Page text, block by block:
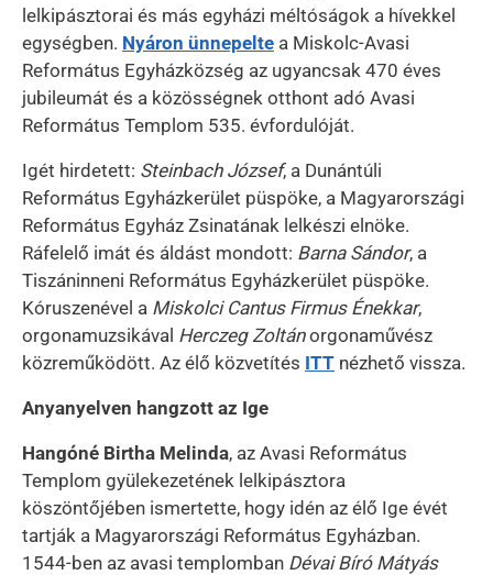
lelkipásztorai és más egyházi méltóságok a hívekkel
egységben. Nyáron ünnepelte a Miskolc-Avasi
Református Egyházközség az ugyancsak 470 éves
jubileumát és a közösségnek otthont adó Avasi
Református Templom 535. évfordulóját.
Igét hirdetett: Steinbach József, a Dunántúli
Református Egyházkerület püspöke, a Magyarországi
Református Egyház Zsinatának lelkészi elnöke.
Ráfelelő imát és áldást mondott: Barna Sándor, a
Tiszáninneni Református Egyházkerület püspöke.
Kóruszenével a Miskolci Cantus Firmus Énekkar,
orgonamuzsikával Herczeg Zoltánorgonaművész
közreműködött. Az élő közvetítés ITT nézhető vissza.
Anyanyelven hangzott az Ige
Hangóné Birtha Melinda, az Avasi Református
Templom gyülekezetének lelkipásztora
köszöntőjében ismertette, hogy idén az élő Ige évét
tartják a Magyarországi Református Egyházban.
1544-ben az avasi templomban Dévai Bíró Mátyás